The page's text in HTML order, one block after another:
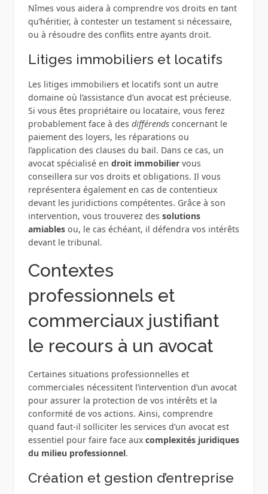
Nîmes vous aidera à comprendre vos droits en tant
qu’héritier, à contester un testament si nécessaire,
ou à résoudre des conflits entre ayants droit.
Litiges immobiliers et locatifs
Les litiges immobiliers et locatifs sont un autre
domaine où l’assistance d’un avocat est précieuse.
Si vous êtes propriétaire ou locataire, vous ferez
probablement face à des différends concernant le
paiement des loyers, les réparations ou
l’application des clauses du bail. Dans ce cas, un
avocat spécialisé en droit immobiliervous
conseillera sur vos droits et obligations. Il vous
représentera également en cas de contentieux
devant les juridictions compétentes. Grâce à son
intervention, vous trouverez des solutions
amiablesou, le cas échéant, il défendra vos intérêts
devant le tribunal.
Contextes
professionnels et
commerciaux justifiant
le recours à un avocat
Certaines situations professionnelles et
commerciales nécessitent l’intervention d’un avocat
pour assurer la protection de vos intérêts et la
conformité de vos actions. Ainsi, comprendre
quand faut-il solliciter les services d’un avocat est
essentiel pour faire face aux complexités juridiques
du milieu professionnel.
Création et gestion d’entreprise